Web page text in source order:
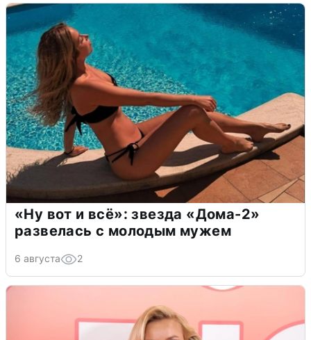
«Ну вот и всё»: звезда «Дома-2»
развелась с молодым мужем
6 августа 2